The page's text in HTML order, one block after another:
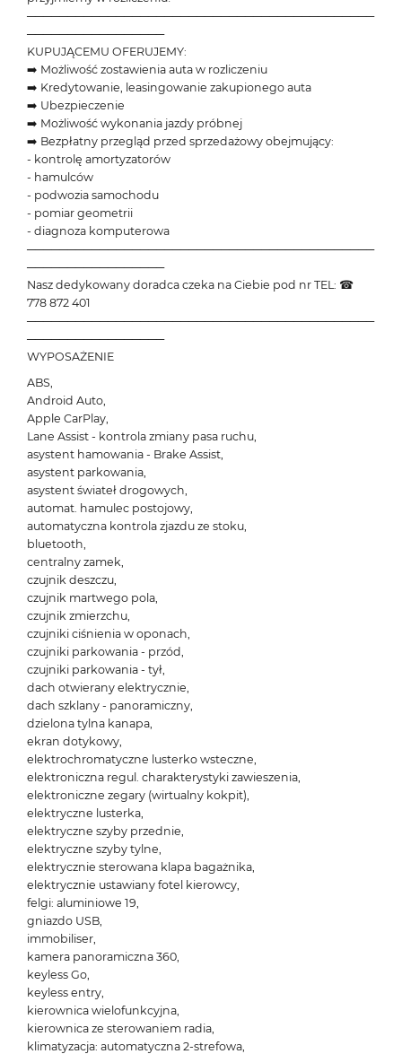
───────────────────────────────────────────
─────────────────
KUPUJĄCEMU OFERUJEMY:
➡️ Możliwość zostawienia auta w rozliczeniu
➡️ Kredytowanie, leasingowanie zakupionego auta
➡️ Ubezpieczenie
➡️ Możliwość wykonania jazdy próbnej
➡️ Bezpłatny przegląd przed sprzedażowy obejmujący:
- kontrolę amortyzatorów
- hamulców
- podwozia samochodu
- pomiar geometrii
- diagnoza komputerowa
───────────────────────────────────────────
─────────────────
Nasz dedykowany doradca czeka na Ciebie pod nr TEL: ☎
778 872 401
───────────────────────────────────────────
─────────────────
WYPOSAŻENIE
ABS,
Android Auto,
Apple CarPlay,
Lane Assist - kontrola zmiany pasa ruchu,
asystent hamowania - Brake Assist,
asystent parkowania,
asystent świateł drogowych,
automat. hamulec postojowy,
automatyczna kontrola zjazdu ze stoku,
bluetooth,
centralny zamek,
czujnik deszczu,
czujnik martwego pola,
czujnik zmierzchu,
czujniki ciśnienia w oponach,
czujniki parkowania - przód,
czujniki parkowania - tył,
dach otwierany elektrycznie,
dach szklany - panoramiczny,
dzielona tylna kanapa,
ekran dotykowy,
elektrochromatyczne lusterko wsteczne,
elektroniczna regul. charakterystyki zawieszenia,
elektroniczne zegary (wirtualny kokpit),
elektryczne lusterka,
elektryczne szyby przednie,
elektryczne szyby tylne,
elektrycznie sterowana klapa bagażnika,
elektrycznie ustawiany fotel kierowcy,
felgi: aluminiowe 19,
gniazdo USB,
immobiliser,
kamera panoramiczna 360,
keyless Go,
keyless entry,
kierownica wielofunkcyjna,
kierownica ze sterowaniem radia,
klimatyzacja: automatyczna 2-strefowa,